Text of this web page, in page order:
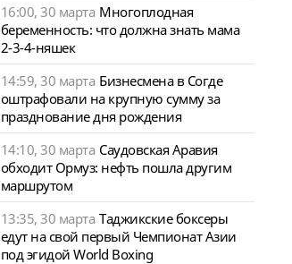
16:00, 30 марта Многоплодная
беременность: что должна знать мама
2-3-4-няшек
14:59, 30 марта Бизнесмена в Согде
оштрафовали на крупную сумму за
празднование дня рождения
14:10, 30 марта Саудовская Аравия
обходит Ормуз: нефть пошла другим
маршрутом
13:35, 30 марта Таджикские боксеры
едут на свой первый Чемпионат Азии
под эгидой World Boxing